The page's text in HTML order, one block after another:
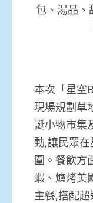
包、湯品、
本次「星空
現場規劃草
誕小物市集
動,讓民眾
圍。餐飲方
蝦、爐烤美
主餐,搭配